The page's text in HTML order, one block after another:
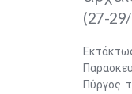
(27-
Πύργος